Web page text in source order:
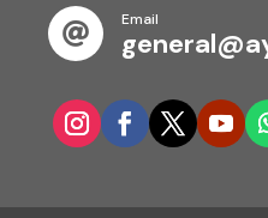

Email